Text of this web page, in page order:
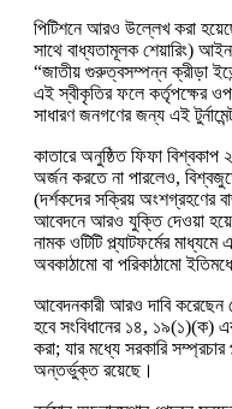
পিটিশনে আরও উল্লেখ করা
সাথে বাধ্যতামূলক শেয়ারিং)
“জাতীয় গুরুত্বসম্পন্ন ক্রীড়া
এই স্বীকৃতির ফলে কর্তৃপক্ষের
সাধারণ জনগণের জন্য এই
কাতারে অনুষ্ঠিত ফিফা বিশ্বকাপ
অর্জন করতে না পারলেও,
(দর্শকদের সক্রিয় অংশগ্রহণের
আবেদনে আরও যুক্তি দেওয়া
নামক ওটিটি প্ল্যাটফর্মের
অবকাঠামো বা পরিকাঠামো
আবেদনকারী আরও দাবি করেছেন
হবে সংবিধানের ১৪, ১৯(১)(ক)
করা; যার মধ্যে সরকারি
অন্তর্ভুক্ত রয়েছে।